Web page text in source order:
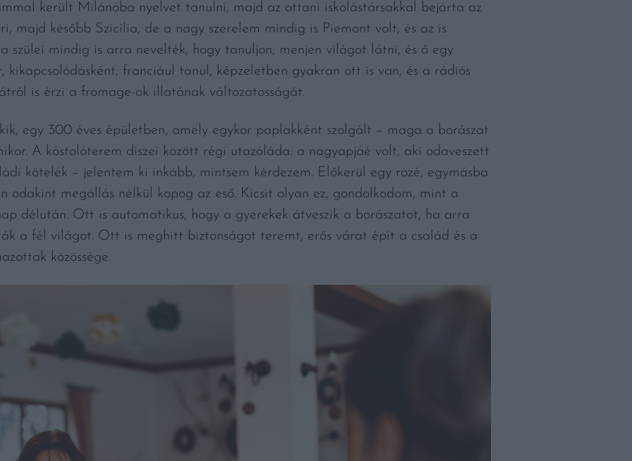
került Milánóba nyelvet tanulni, majd az ottani iskolástársakkal bejárta az
majd később Szicília, de a nagy szerelem mindig is Piemont volt, és az is
szülei mindig is arra nevelték, hogy tanuljon, menjen világot látni, és ő egy
kikapcsolódásként, franciául tanul, képzeletben gyakran ott is van, és a rádiós
is érzi a fromage-ok illatának változatosságát.
egy 300 éves épületben, amely egykor paplakként szolgált – maga a borászat
A kóstolóterem díszei között régi utazóláda: a nagyapjáé volt, aki odaveszett
kötelék – jelentem ki inkább, mintsem kérdezem. Előkerül egy rozé, egymásba
odakint megállás nélkül kopog az eső. Kicsit olyan ez, gondolkodom, mint a
délután. Ott is automatikus, hogy a gyerekek átveszik a borászatot, ha arra
a fél világot. Ott is meghitt biztonságot teremt, erős várat épít a család és a
közössége.